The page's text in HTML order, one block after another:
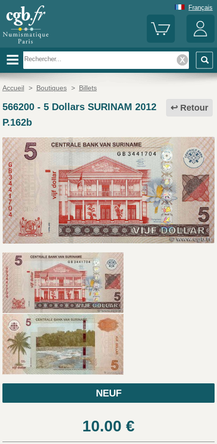
Français
Accueil > Boutiques > Billets
Retour
566200- 5 Dollars SURINAM 2012
P.162b
NEUF
10.00 €